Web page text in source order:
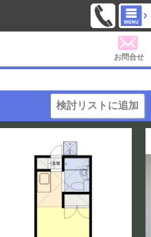
お問合せ
検討リストに追加